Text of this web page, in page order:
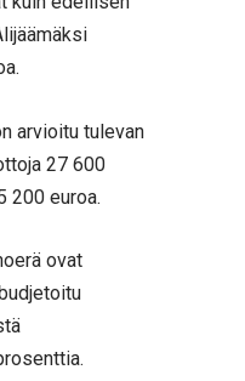
arvioitu tulevan
27 600
200 euroa.
ovat